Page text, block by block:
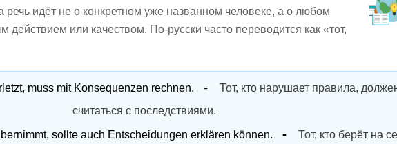
речь идёт не о конкретном уже названном человеке, а о любом
действием или качеством. По-русски часто переводится как «тот,
muss mit Konsequenzen rechnen.
Тот, кто нарушает правила,
считаться с последствиями.
sollte auch Entscheidungen erklären können.
Тот, кто берёт на